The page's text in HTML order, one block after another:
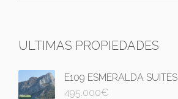
ULTIMAS PROPIEDADES
E109 ESMERALDA SUITES
495.000€